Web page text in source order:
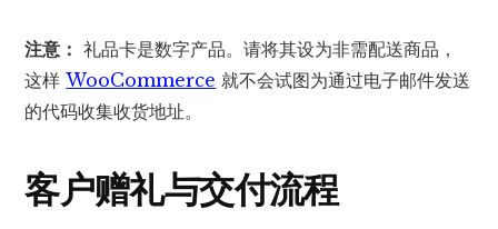
注意： 礼品卡是数字产品。请将其设为非需配送商品，
这样WooCommerce 就不会试图为通过电子邮件发送
的代码收集收货地址。
客户赠礼与交付流程